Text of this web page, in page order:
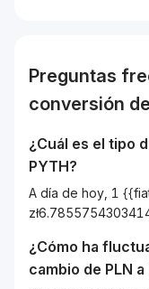
Preguntas
conversión de
¿Cuál es el tipo
PYTH?
A día de hoy, 1
¿Cómo ha
cambio de PLN a